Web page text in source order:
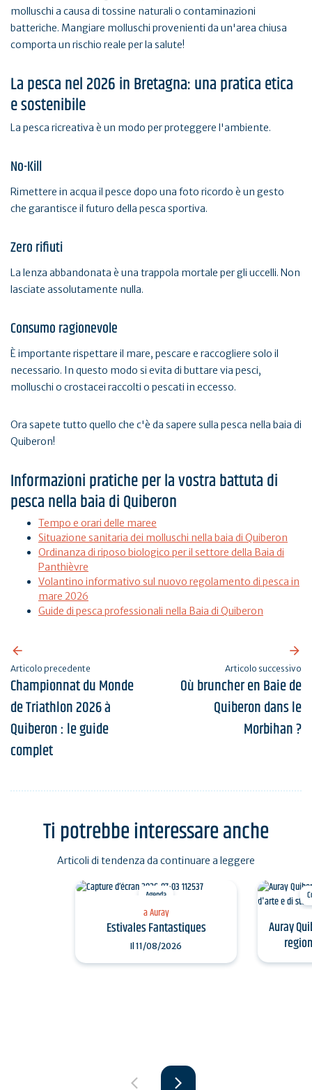
molluschi a causa di tossine naturali o contaminazioni
batteriche. Mangiare molluschi provenienti da un'area chiusa
comporta un rischio reale per la salute!
La pesca nel 2026 in Bretagna: una pratica etica
e sostenibile
La pesca ricreativa è un modo per proteggere l'ambiente.
No-Kill
Rimettere in acqua il pesce dopo una foto ricordo è un gesto
che garantisce il futuro della pesca sportiva.
Zero rifiuti
La lenza abbandonata è una trappola mortale per gli uccelli. Non
lasciate assolutamente nulla.
Consumo ragionevole
È importante rispettare il mare, pescare e raccogliere solo il
necessario. In questo modo si evita di buttare via pesci,
molluschi o crostacei raccolti o pescati in eccesso.
Ora sapete tutto quello che c'è da sapere sulla pesca nella baia di
Quiberon!
Informazioni pratiche per la vostra battuta di
pesca nella baia di Quiberon
Tempo e orari delle maree
Situazione sanitaria dei molluschi nella baia di Quiberon
Ordinanza di riposo biologico per il settore della Baia di
Panthièvre
Volantino informativo sul nuovo regolamento di pesca in
mare 2026
Guide di pesca professionali nella Baia di Quiberon
Articolo precedente
Championnat du Monde
de Triathlon 2026 à
Quiberon : le guide
complet
Articolo successivo
Où bruncher en Baie de
Quiberon dans le
Morbihan ?
Ti potrebbe interessare anche
Articoli di tendenza da continuare a leggere
Agenda
a Auray
Estivales Fantastiques
Il 11/08/2026
Auray